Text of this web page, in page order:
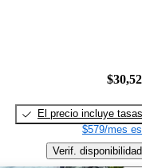
El precio incluye tasas
$579/mes
Verif. disponibilidad